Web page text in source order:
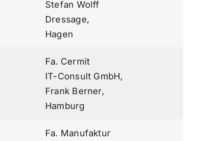
Stefan Wolff
Dressage,
Hagen
Fa. Cermit
IT-Consult GmbH,
Frank Berner,
Hamburg
Fa. Manufaktur